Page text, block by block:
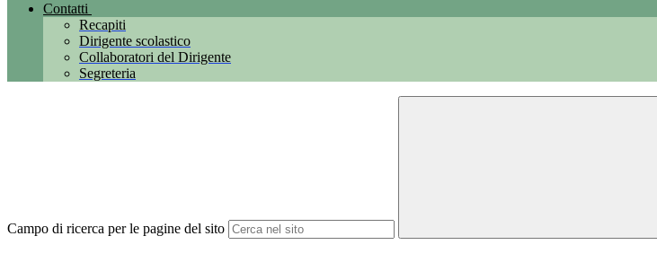
Contatti
Recapiti
Dirigente scolastico
Collaboratori del Dirigente
Segreteria
Campo di ricerca per le pagine del sito